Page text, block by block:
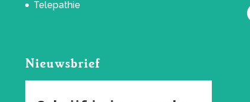
Telepathie
Nieuwsbrief